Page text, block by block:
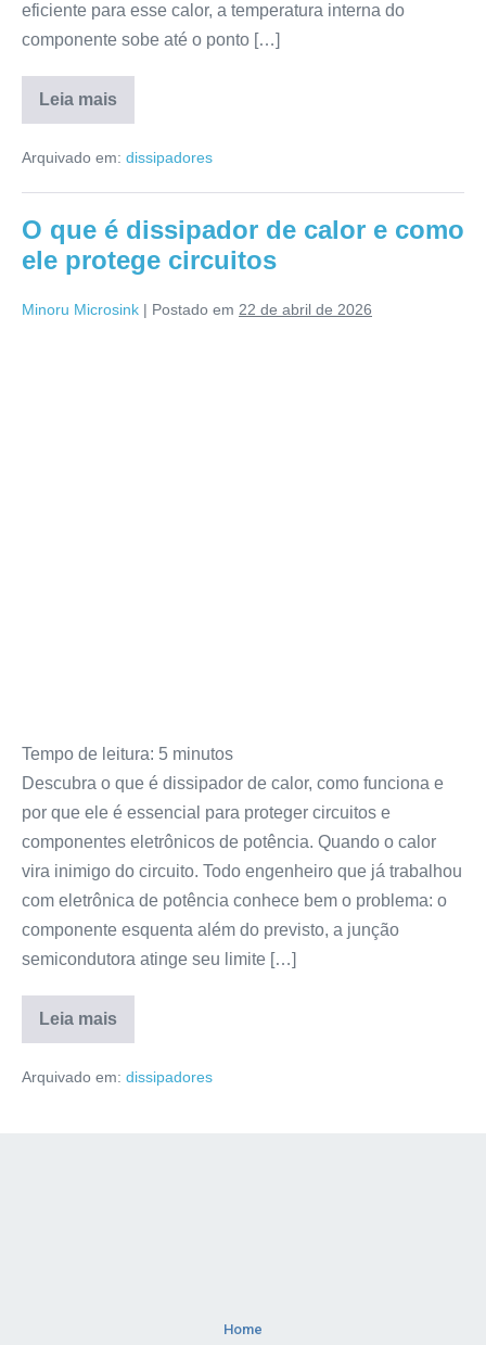
eficiente para esse calor, a temperatura interna do
componente sobe até o ponto […]
Leia mais
Arquivado em: dissipadores
O que é dissipador de calor e como
ele protege circuitos
Minoru Microsink | Postado em 22 de abril de 2026
Tempo de leitura: 5 minutos
Descubra o que é dissipador de calor, como funciona e
por que ele é essencial para proteger circuitos e
componentes eletrônicos de potência. Quando o calor
vira inimigo do circuito. Todo engenheiro que já trabalhou
com eletrônica de potência conhece bem o problema: o
componente esquenta além do previsto, a junção
semicondutora atinge seu limite […]
Leia mais
Arquivado em: dissipadores
Home